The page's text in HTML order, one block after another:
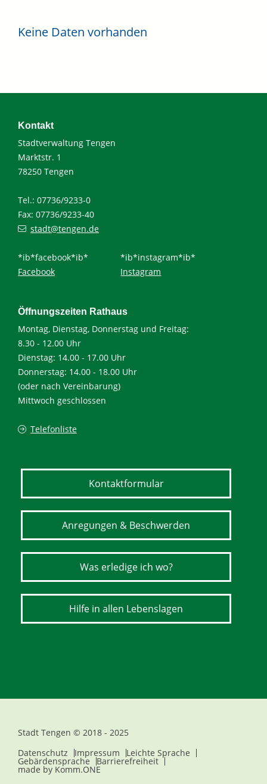
Keine Daten vorhanden
Kontakt
Stadtverwaltung Tengen
Marktstr. 1
78250 Tengen
Tel.: 07736/9233-0
Fax: 07736/9233-40
stadt@tengen.de
*ib*facebook*ib*
Facebook
*ib*instagram*ib*
Instagram
Öffnungszeiten Rathaus
Montag, Dienstag, Donnerstag und Freitag:
8.30 - 12.00 Uhr
Dienstag: 14.00 - 17.00 Uhr
Donnerstag: 14.00 - 18.00 Uhr
(oder nach Vereinbarung)
Mittwoch geschlossen
Telefonliste
Kontaktformular
Anregungen & Beschwerden
Was erledige ich wo?
Hilfe in allen Lebenslagen
Stadt Tengen © 2018 - 2025
Datenschutz
Impressum Leichte Sprache
Gebärdensprache Barrierefreiheit
made by Komm.ONE